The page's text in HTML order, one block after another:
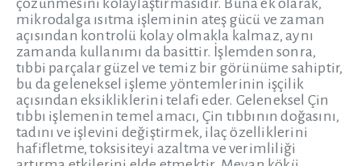
çözünmesini kolaylaştırmasıdır. Buna ek olarak,
mikrodalga ısıtma işleminin ateş gücü ve zaman
açısından kontrolü kolay olmakla kalmaz, aynı
zamanda kullanımı da basittir. İşlemden sonra,
tıbbi parçalar güzel ve temiz bir görünüme sahiptir,
bu da geleneksel işleme yöntemlerinin işçilik
açısından eksikliklerini telafi eder. Geleneksel Çin
tıbbı işlemenin temel amacı, Çin tıbbının doğasını,
tadını ve işlevini değiştirmek, ilaç özelliklerini
hafifletme, toksisiteyi azaltma ve verimliliği